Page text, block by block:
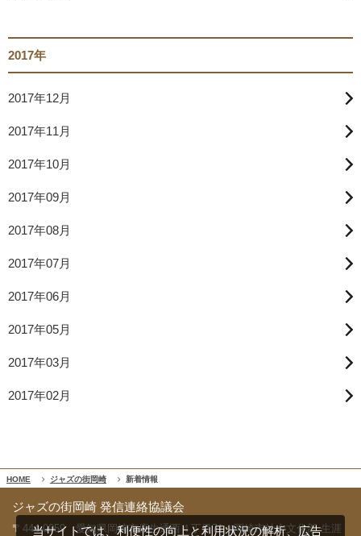
2017年
2017年12月
2017年11月
2017年10月
2017年09月
2017年08月
2017年07月
2017年06月
2017年05月
2017年03月
2017年02月
HOME ジャズの街岡崎 新着情報
ジャズの街岡崎 発信連絡協議会
〒444-0059 愛知県岡崎市康生通西４丁目71（岡崎市社会文化部 生涯
当サイトでは、利便性の向上と利用状況の解析、広告